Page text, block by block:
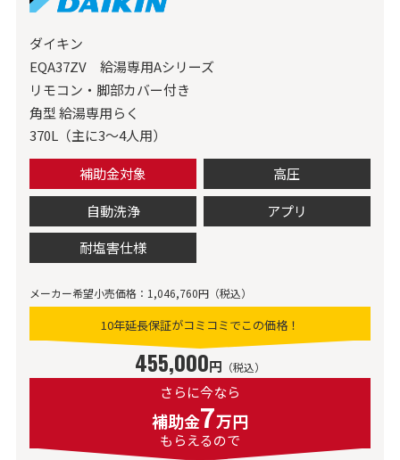
ダイキン
EQA37ZV 給湯専用Aシリーズ
リモコン・脚部カバー付き
角型 給湯専用らく
370L（主に3～4人用）
補助金対象
高圧
自動洗浄
アプリ
耐塩害仕様
メーカー希望小売価格：1,046,760円（税込）
10年延長保証がコミコミでこの価格！
455,000円 （税込）
さらに今なら
補助金7万円
もらえるので